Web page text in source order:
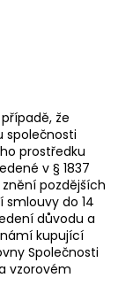
že
společnosti
prostředku
v § 1837
znění pozdějších
do 14
důvodu a
kupující
Společnosti
vzorovém